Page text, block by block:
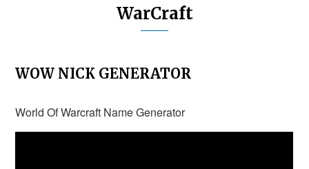
WarCraft
WOW NICK GENERATOR
World Of Warcraft Name Generator